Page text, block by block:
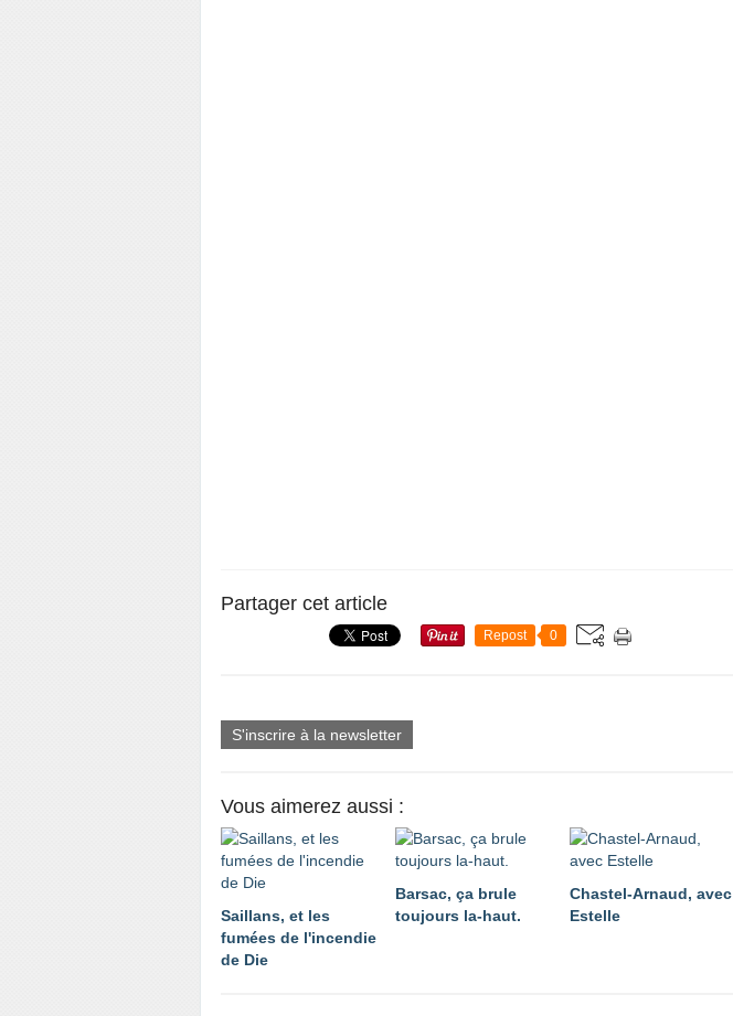
Partager cet article
Repost 0
S'inscrire à la newsletter
Vous aimerez aussi :
Saillans, et les
fumées de l'incendie
de Die
Barsac, ça brule
toujours la-haut.
Chastel-Arnaud, avec
Estelle